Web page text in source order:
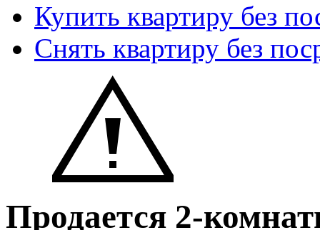
Купить квартиру без
Снять квартиру без
Продается 2-